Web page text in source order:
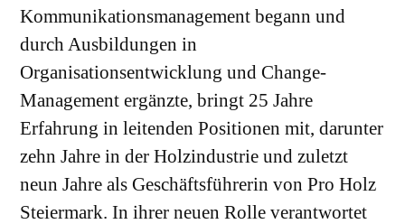
Kommunikationsmanagement begann und
durch Ausbildungen in
Organisationsentwicklung und Change-
Management ergänzte, bringt 25 Jahre
Erfahrung in leitenden Positionen mit, darunter
zehn Jahre in der Holzindustrie und zuletzt
neun Jahre als Geschäftsführerin von Pro Holz
Steiermark. In ihrer neuen Rolle verantwortet